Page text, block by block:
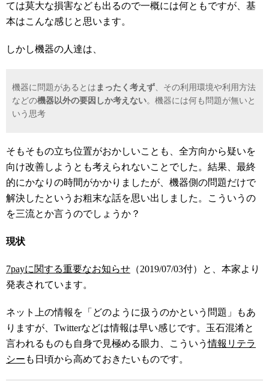
ては莫大な損害なども出るので一概には何ともですが、基
本はこんな感じと思います。
しかし機器の人達は、
機器に問題があるとは まったく考えず、その利用環境や利用方法
などの機器以外の要因しか考えない。機器には何も問題が無いと
いう思考
そもそもの立ち位置がおかしいことも、全方向から疑いを
向け改善しようとも考えられないことでした。結果、最終
的にかなりの時間がかかりましたが、機器側の問題だけで
解決したというお粗末な話を思い出しました。こういうの
を三流とか言うのでしょうか？
現状
7payに関する重要なお知らせ （2019/07/03付）と、本家より
発表されています。
ネット上の情報を「どのように扱うのかという問題」もあ
りますが、Twitterなどは情報は早い感じです。玉石混淆と
言われるものも自身で見極める眼力、こういう情報リテラ
シー も日頃から高めておきたいものです。